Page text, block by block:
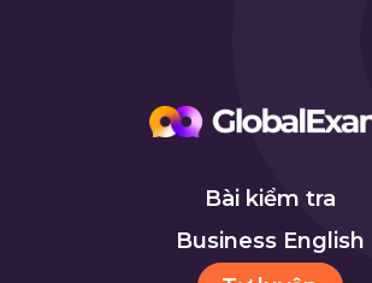
Bài kiểm tra
Business English